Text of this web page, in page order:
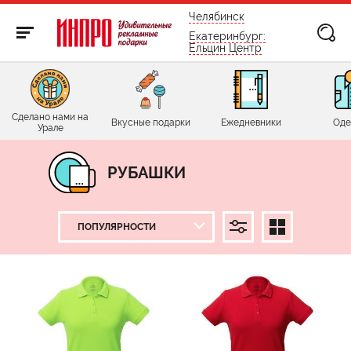
бесплатно по России
Челябинск
Екатеринбург:
Ельцин Центр
Сделано нами на
Урале
Вкусные подарки Ежедневники
РУБАШКИ
ЦЕНА